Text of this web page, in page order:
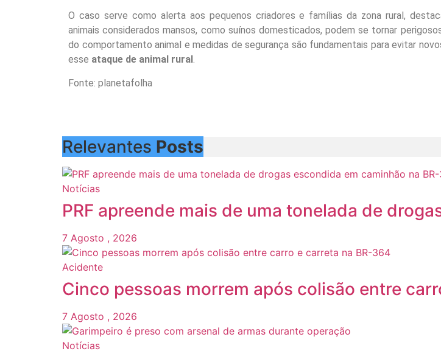
O caso serve como alerta aos pequenos criadores e famílias da zona rural,
animais considerados mansos, como suínos domesticados, podem se tornar
do comportamento animal e medidas de segurança são fundamentais para evitar
esse ataque de animal rural .
Fonte: planetafolha
Relevantes Posts
Notícias
PRF apreende mais de uma tonelada de
7 Agosto , 2026
Acidente
Cinco pessoas morrem após colisão entre
7 Agosto , 2026
Notícias